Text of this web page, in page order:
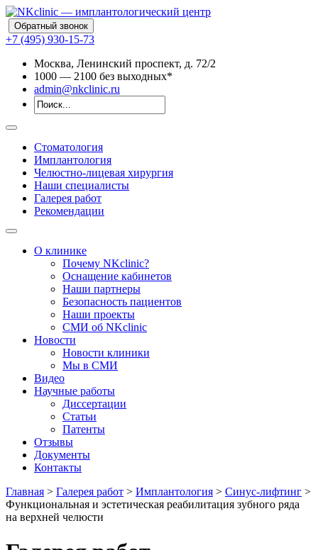
Обратный звонок
+7 (495) 930-15-73
Москва, Ленинский проспект, д. 72/2
1000 — 2100 без выходных*
admin@nkclinic.ru
Стоматология
Имплантология
Челюстно-лицевая хирургия
Наши специалисты
Галерея работ
Рекомендации
О клинике
Почему NKclinic?
Оснащение кабинетов
Наши партнеры
Безопасность пациентов
Наши проекты
СМИ об NKclinic
Новости
Новости клиники
Мы в СМИ
Видео
Научные работы
Диссертации
Статьи
Патенты
Отзывы
Документы
Контакты
Главная > Галерея работ > Имплантология > Синус-лифтинг >
Функциональная и эстетическая реабилитация зубного ряда
на верхней челюсти